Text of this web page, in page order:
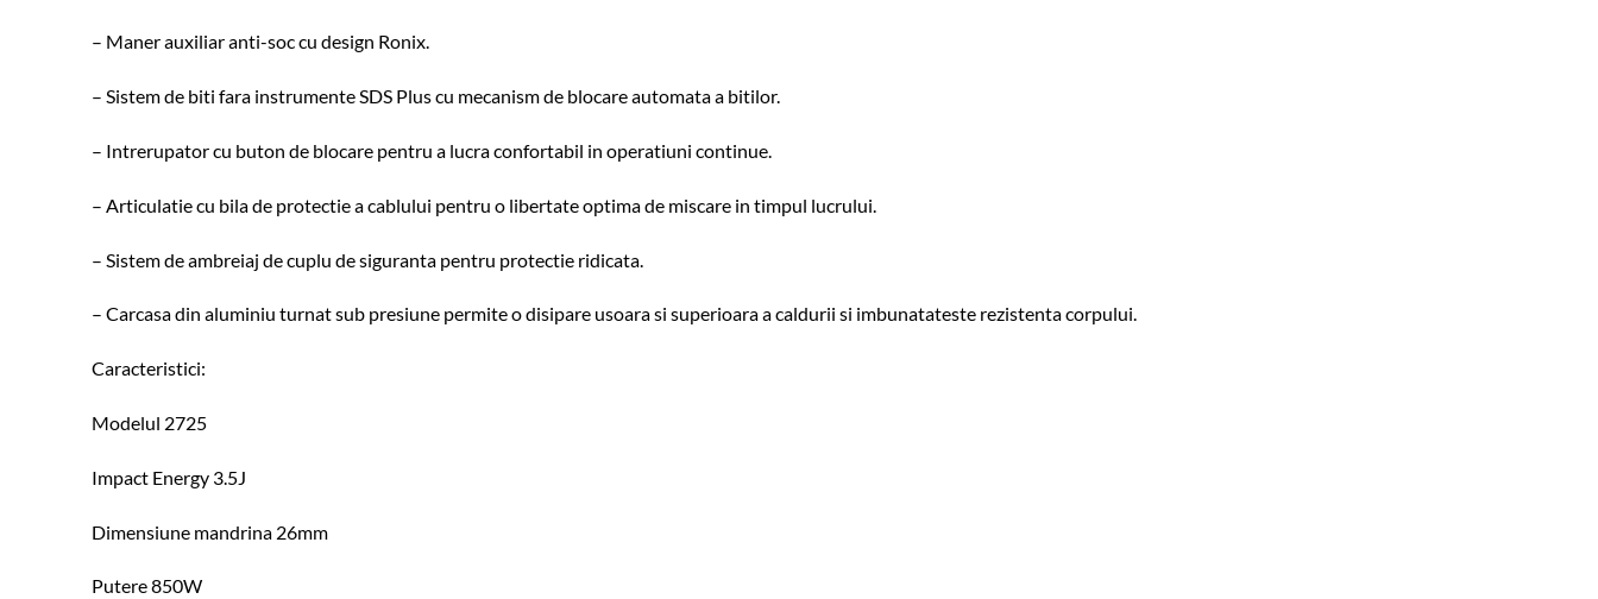
– Maner auxiliar anti-soc cu design Ronix.
– Sistem de biti fara instrumente SDS Plus cu mecanism de blocare automata a bitilor.
– Intrerupator cu buton de blocare pentru a lucra confortabil in operatiuni continue.
– Articulatie cu bila de protectie a cablului pentru o libertate optima de miscare in timpul lucrului.
– Sistem de ambreiaj de cuplu de siguranta pentru protectie ridicata.
– Carcasa din aluminiu turnat sub presiune permite o disipare usoara si superioara a caldurii si imbunatateste rezistenta corpului.
Caracteristici:
Modelul 2725
Impact Energy 3.5J
Dimensiune mandrina 26mm
Putere 850W